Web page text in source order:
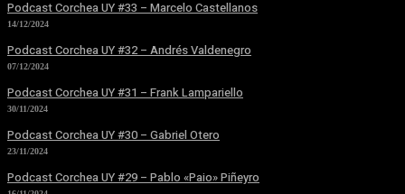
Podcast Corchea UY #33 – Marcelo Castellanos
14/12/2024
Podcast Corchea UY #32 – Andrés Valdenegro
07/12/2024
Podcast Corchea UY #31 – Frank Lampariello
30/11/2024
Podcast Corchea UY #30 – Gabriel Otero
23/11/2024
Podcast Corchea UY #29 – Pablo «Paio» Piñeyro